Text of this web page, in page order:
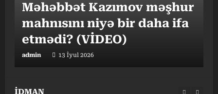
Məhəbbət Kazımov məşhur
mahnısını niyə bir daha ifa
etmədi? (VİDEO)
admin 13 İyul 2026
İDMAN